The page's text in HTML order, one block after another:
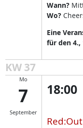
Wann?
Wo?
Eine
für den 4.,
KW 37
Mo
7
September
18:00